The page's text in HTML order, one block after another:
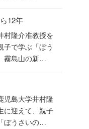
12年
村隆介准教授を
子で学ぶ「ぼう
霧島山の新…
児島大学井村隆
に迎えて、親子
ぼうさいの…